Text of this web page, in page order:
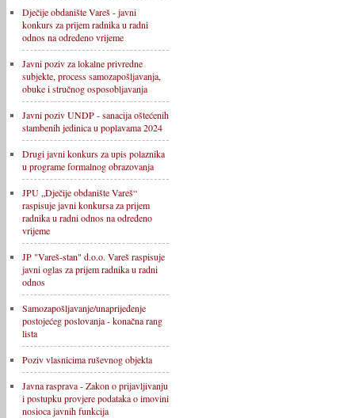
Dječije obdanište Vareš - javni
konkurs za prijem radnika u radni
odnos na određeno vrijeme
Javni poziv za lokalne privredne
subjekte, process samozapošljavanja,
obuke i stručnog osposobljavanja
Javni poziv UNDP - sanacija oštećenih
stambenih jedinica u poplavama 2024
Drugi javni konkurs za upis polaznika
u programe formalnog obrazovanja
JPU „Dječije obdanište Vareš“
raspisuje javni konkursa za prijem
radnika u radni odnos na određeno
vrijeme
JP "Vareš-stan" d.o.o. Vareš raspisuje
javni oglas za prijem radnika u radni
odnos
Samozapošljavanje/unaprijeđenje
postojećeg poslovanja - konačna rang
lista
Poziv vlasnicima ruševnog objekta
Javna rasprava - Zakon o prijavljivanju
i postupku provjere podataka o imovini
nosioca javnih funkcija